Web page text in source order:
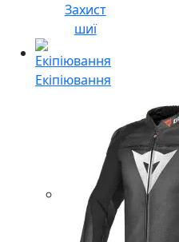
Захист
шиї
Екіпіювання